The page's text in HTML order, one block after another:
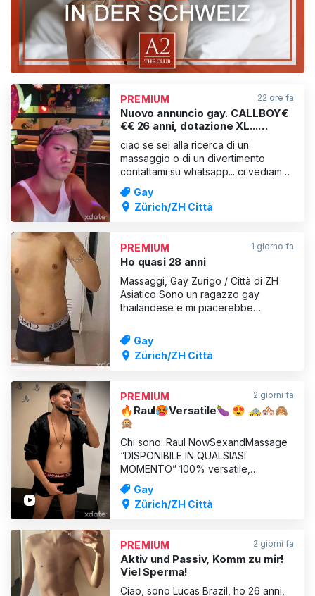
PREMIUM 22 ore fa
Nuovo annuncio gay. CALLBOY€
€€ 26 anni, dotazione XL...
disponibile a Zurigo. NON
GRATIS!
ciao se sei alla ricerca di un
massaggio o di un divertimento
contattami su whatsapp... ci vediamo
allora ...
Gay
Zürich/ZH Città
PREMIUM 1 giorno fa
Ho quasi 28 anni
Massaggi, Gay Zurigo / Città di ZH
Asiatico Sono un ragazzo gay
thailandese e mi piacerebbe
massaggio completo con olio o un
massaggio tradizionale thailandese.
In un’atmosfera tipicamente
grande sensibili
Gay
Zürich/ZH Città
PREMIUM 2 giorni fa
🔥Raul🥵Versatile🍆 😍 🚕🏘️🙈
🙊
Chi sono: Raul NowSexandMassage
“DISPONIBILE IN QUALSIASI
MOMENTO” 100% versatile,
sensuale e appassionato. Bacio
fantastico, ho incredibili abilità orali e
mani grandi.🫢 per esplorare tutto
dimostrargli che i ragazzacci come
Gay
Zürich/ZH Città
PREMIUM 2 giorni fa
Aktiv und Passiv, Komm zu mir!
Viel Sperma!
Ciao, sono Lucas Brazil, ho 26 anni,